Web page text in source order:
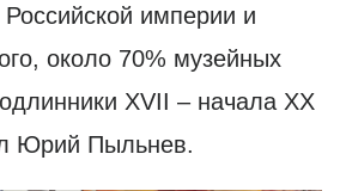
империи и
около 70% музейных
XVII – начала XX
Юрий Пыльнев.